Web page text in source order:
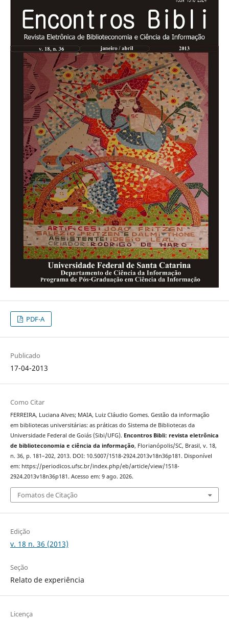
PDF-A
Publicado
17-04-2013
Como Citar
FERREIRA, Luciana Alves; MAIA, Luiz Cláudio Gomes. Gestão da informação
em bibliotecas universitárias: as práticas do Sistema de Bibliotecas da
Universidade Federal de Goiás (Sibi/UFG). Encontros Bibli: revista eletrônica
de biblioteconomia e ciência da informação, Florianópolis/SC, Brasil, v. 18,
n. 36, p. 181–202, 2013. DOI: 10.5007/1518-2924.2013v18n36p181. Disponível
em: https://periodicos.ufsc.br/index.php/eb/article/view/1518-
2924.2013v18n36p181. Acesso em: 9 ago. 2026.
Fomatos de Citação
Edição
v. 18 n. 36 (2013)
Seção
Relato de experiência
Licença